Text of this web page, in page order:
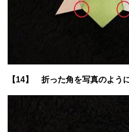
【14】 折った角を写真のよう